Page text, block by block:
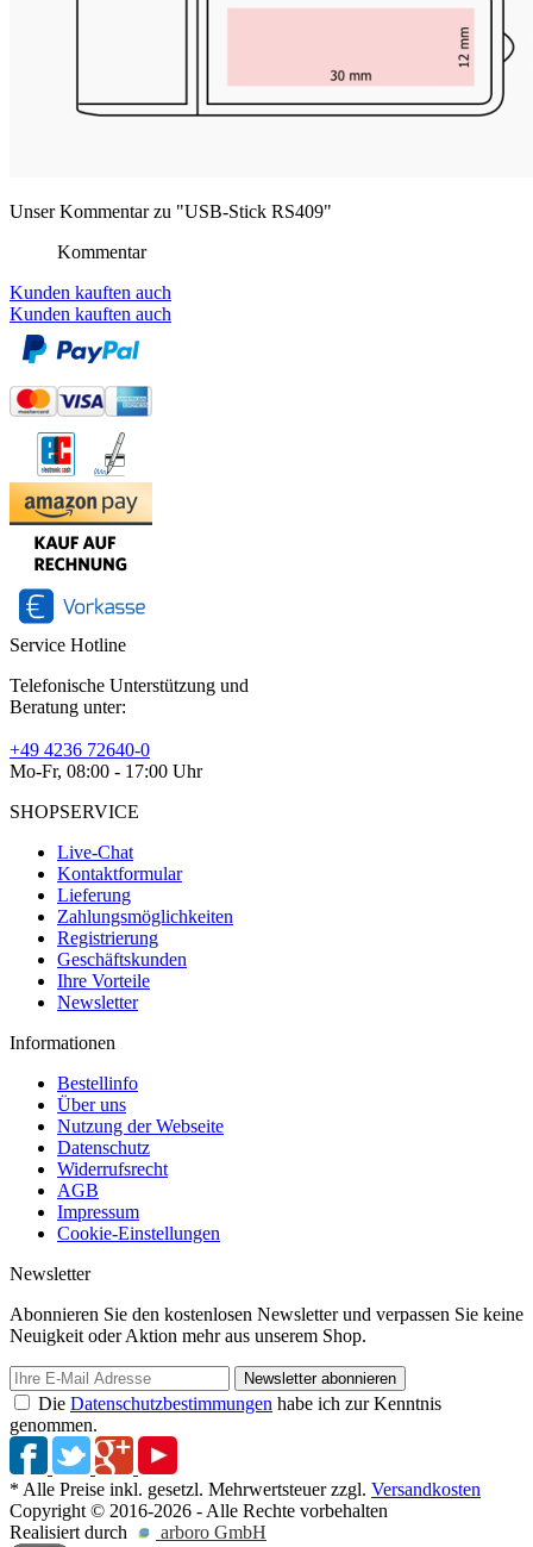
Unser Kommentar zu "USB-Stick RS409"
Kommentar
Kunden kauften auch
Kunden kauften auch
Service Hotline
Telefonische Unterstützung und
Beratung unter:
+49 4236 72640-0
Mo-Fr, 08:00 - 17:00 Uhr
SHOPSERVICE
Live-Chat
Kontaktformular
Lieferung
Zahlungsmöglichkeiten
Registrierung
Geschäftskunden
Ihre Vorteile
Newsletter
Informationen
Bestellinfo
Über uns
Nutzung der Webseite
Datenschutz
Widerrufsrecht
AGB
Impressum
Cookie-Einstellungen
Newsletter
Abonnieren Sie den kostenlosen Newsletter und verpassen Sie keine
Neuigkeit oder Aktion mehr aus unserem Shop.
Newsletter abonnieren
Die Datenschutzbestimmungen habe ich zur Kenntnis
genommen.
* Alle Preise inkl. gesetzl. Mehrwertsteuer zzgl. Versandkosten
Copyright © 2016-2026 - Alle Rechte vorbehalten
Realisiert durch
arboro GmbH